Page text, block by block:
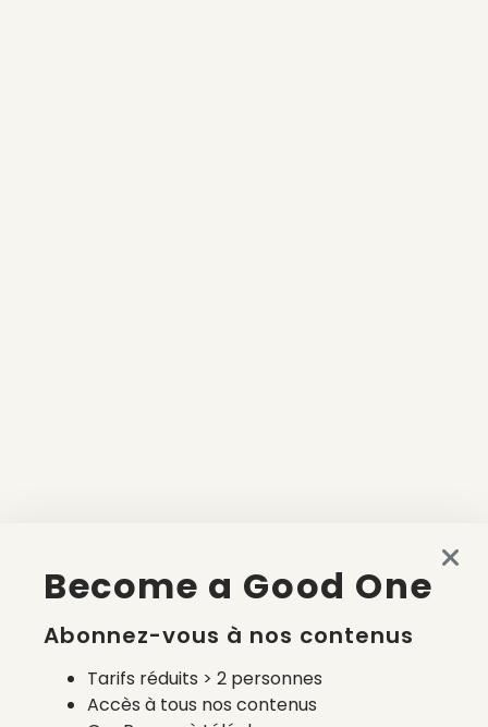
Become a Good One
Abonnez-vous à nos contenus
Tarifs réduits > 2 personnes
Accès à tous nos contenus